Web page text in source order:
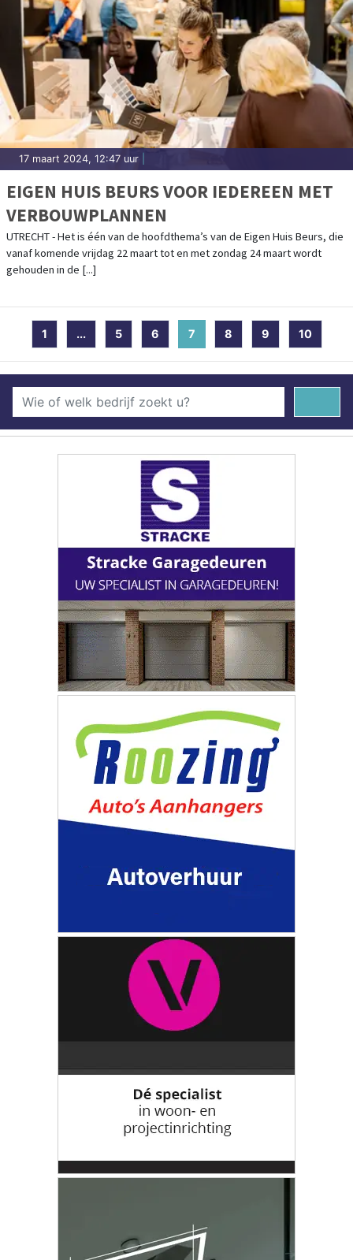
17 maart 2024, 12:47 uur
EIGEN HUIS BEURS VOOR IEDEREEN MET
VERBOUWPLANNEN
UTRECHT - Het is één van de hoofdthema’s van de Eigen Huis Beurs, die
vanaf komende vrijdag 22 maart tot en met zondag 24 maart wordt
gehouden in de [...]
1 ... 5 6 7 (current)
8 9 10